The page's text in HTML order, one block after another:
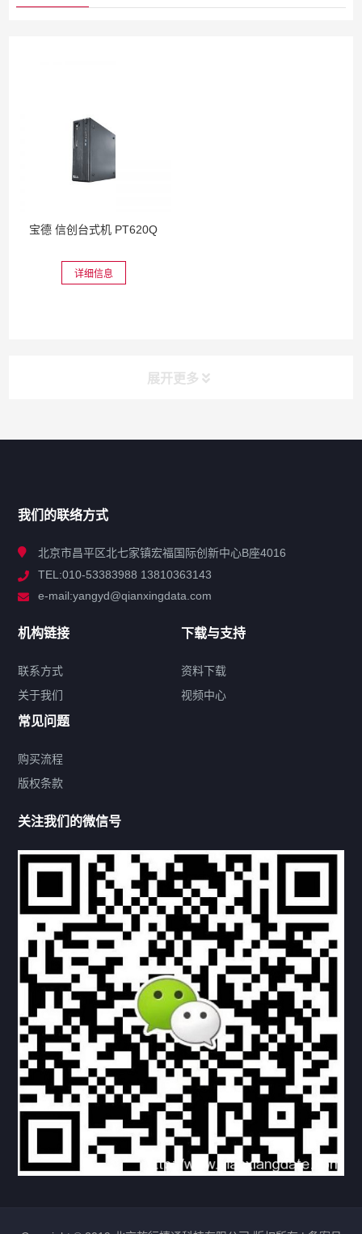
宝德 信创台式机 PT620Q
详细信息
展开更多
解决方案
联系方式
热门标签
机构链接
联系方式 关于我们
下载与支持
资料下载 视频中心
常见问题
购买流程 版权条款
北京乾行捷通荣获阿里巴巴国际站多项年度荣誉，持续引
领ICT与AI行业发展
2025/12/22 525 新闻中心 信创服务器国产服务器
我们的联络方式
北京市昌平区北七家镇宏福国际创新中心B座4016
TEL:010-53383988 13810363143
e-mail:yangyd@qianxingdata.com
机构链接
联系方式
关于我们
下载与支持
资料下载
视频中心
常见问题
购买流程
版权条款
关注我们的微信号